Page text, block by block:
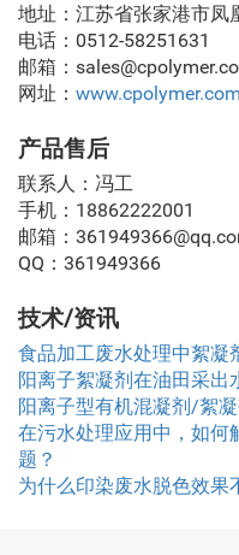
地址：江苏省张家港市凤
电话：0512-58251631
邮箱：
网址： www.cpolymer.com
产品售后
联系人：冯工
手机：18862222001
邮箱：
QQ：361949366
技术/资讯
食品加工废水处理中絮凝
阳离子絮凝剂在油田采出
阳离子型有机混凝剂/絮
在污水处理应用中，如何
题？
为什么印染废水脱色效果